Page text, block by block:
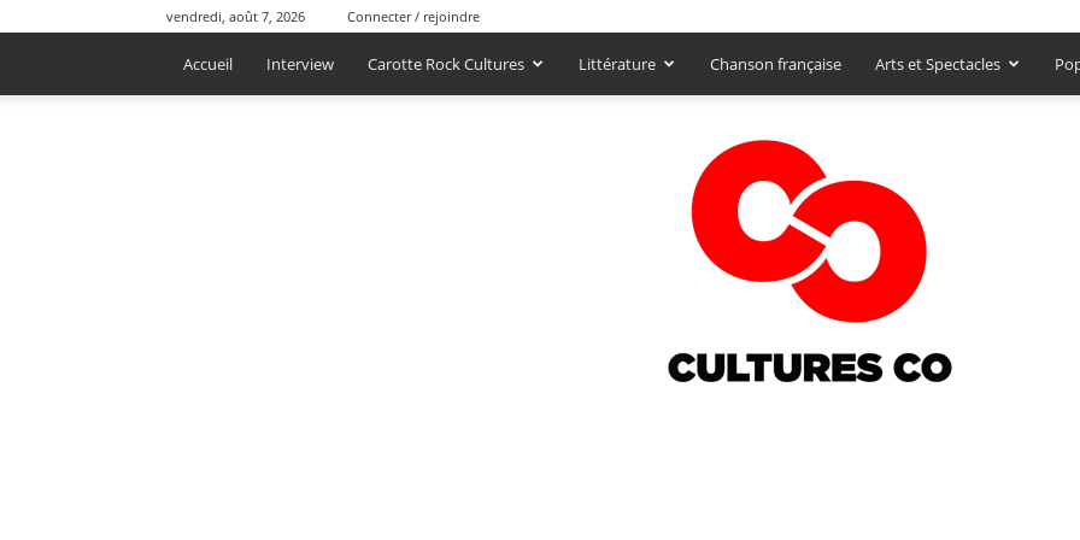
vendredi, août 7, 2026 Connecter / rejoindre
Accueil Interview Carotte Rock Cultures Littérature Chanson française Arts et Spectacles